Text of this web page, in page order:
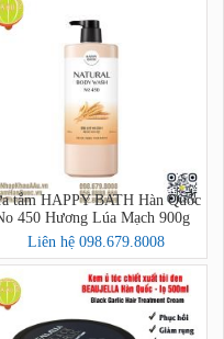
tắm HAPPY BATH Hàn Quốc
450 Hương Lúa Mạch 900g
Liên hệ 098.679.8008